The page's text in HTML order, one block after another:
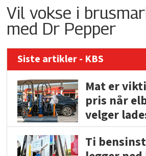
Vil vokse i
med Dr Pepper
Siste artikler - KBS
Mat er
pris når
velger
Ti